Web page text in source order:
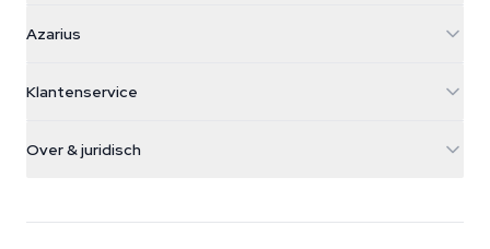
Galvaniweg 11
Nederland
+31(0)204897914
Azarius
Smokeshop
Klantenservice
Retourbeleid
Over & juridisch
Wiki